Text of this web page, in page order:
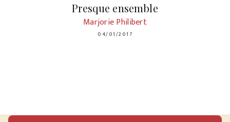
Presque ensemble
Marjorie Philibert
04/01/2017